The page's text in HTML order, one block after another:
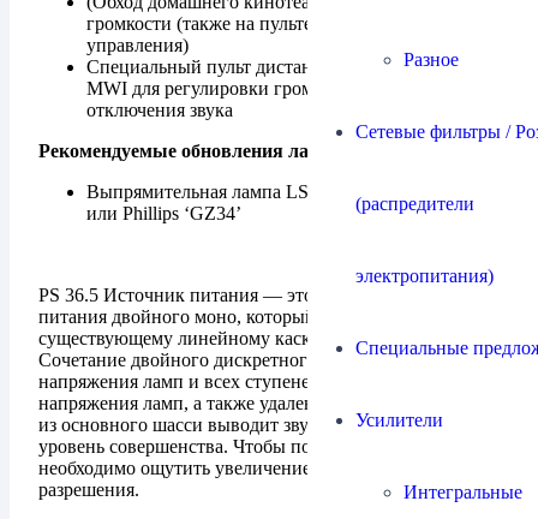
Разное
Сетевые фильтры /
(распредители
электропитания)
Специальные
Усилители
Интегральные
громкости (также на пульте дистанционного
управления)
Специальный пульт дистанционного управления
MWI для регулировки громкости, фазы и
отключения звука
Рекомендуемые обновления ламп для LS 36.5:
Выпрямительная лампа LS36.5: Mullard, Amperex
или Phillips ‘GZ34’
PS 36.5 Источник питания — это внешний источник
питания двойного моно, который можно добавить к
существующему линейному каскаду LS 36.5.
Сочетание двойного дискретного выпрямления
напряжения ламп и всех ступеней регулирования
напряжения ламп, а также удаление источника питания
из основного шасси выводит звук 36.5 на новый
уровень совершенства. Чтобы поверить в это,
необходимо ощутить увеличение разделения, веса и
разрешения.